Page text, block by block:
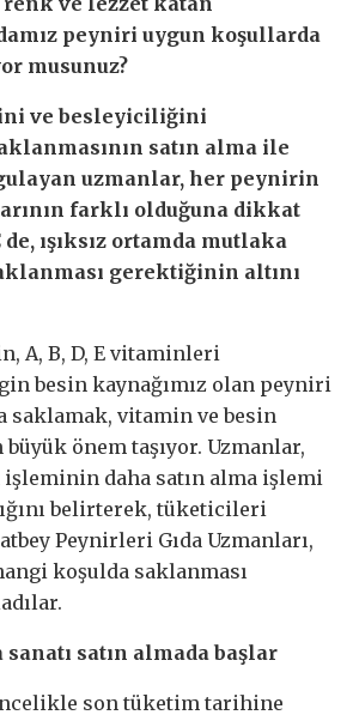
peyniri uygun koşullarda
musunuz?
ve besleyiciliğini
satın alma ile
uzmanlar, her peynirin
farklı olduğuna dikkat
ışıksız ortamda mutlaka
gerektiğinin altını
A, B, D, E vitaminleri
besin kaynağımız olan peyniri
saklamak, vitamin ve besin
büyük önem taşıyor. Uzmanlar,
daha satın alma işlemi
belirterek, tüketicileri
Peynirleri Gıda Uzmanları,
koşulda saklanması
satın almada başlar
son tüketim tarihine